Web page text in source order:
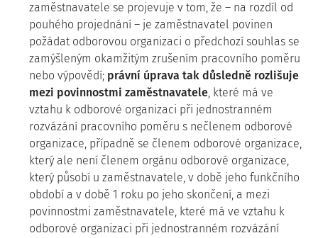
zaměstnavatele se projevuje v tom, že – na rozdíl od
pouhého projednání – je zaměstnavatel povinen
požádat odborovou organizaci o předchozí souhlas se
zamýšleným okamžitým zrušením pracovního poměru
nebo výpovědí; právní úprava tak důsledně rozlišuje
mezi povinnostmi zaměstnavatele, které má ve
vztahu k odborové organizaci při jednostranném
rozvázání pracovního poměru s nečlenem odborové
organizace, případně se členem odborové organizace,
který ale není členem orgánu odborové organizace,
který působí u zaměstnavatele, v době jeho funkčního
období a v době 1 roku po jeho skončení, a mezi
povinnostmi zaměstnavatele, které má ve vztahu k
odborové organizaci při jednostranném rozvázání